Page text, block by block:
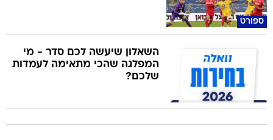
ספורט
השאלון שיעשה לכם סדר - מי
המפלגה שהכי מתאימה לעמדות
שלכם?